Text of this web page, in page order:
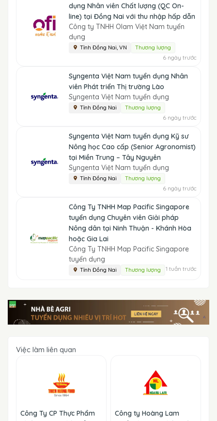
dụng Nhân viên Chất lượng (QC On-
line) tại Đồng Nai với thu nhập hấp dẫn
Công ty TNHH Olam Việt Nam tuyển
dụng
Tỉnh Đồng Nai, VN Thương lượng
6 ngày trước
Syngenta Việt Nam tuyển dụng Nhân
viên Phát triển Thị trường Lào
Syngenta Việt Nam tuyển dụng
Tỉnh Đồng Nai Thương lượng
6 ngày trước
Syngenta Việt Nam tuyển dụng Kỹ sư
Nông học Cao cấp (Senior Agronomist)
tại Miền Trung – Tây Nguyên
Syngenta Việt Nam tuyển dụng
Tỉnh Đồng Nai Thương lượng
6 ngày trước
Công Ty TNHH Map Pacific Singapore
tuyển dụng Chuyên viên Giải pháp
Nông dân tại Ninh Thuận - Khánh Hòa
hoặc Gia Lai
Công Ty TNHH Map Pacific Singapore
tuyển dụng
Tỉnh Đồng Nai Thương lượng 1 tuần trước
Việc làm liên quan
Công Ty CP Thực Phẩm
Công ty Hoàng Lam